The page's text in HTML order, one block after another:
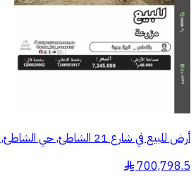
أرض للبيع في شارع 21 الشاطئ, حي الشاطئ, مدينة بلقرن, منطقة عسير
700,798.5
§